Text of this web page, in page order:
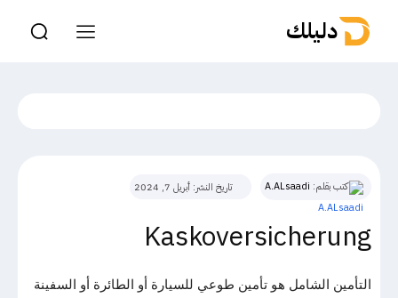
دليلك
كتب بقلم: A.ALsaadi تاريخ النشر: أبريل 7, 2024
Kaskoversicherung
التأمين الشامل هو تأمين طوعي للسيارة أو الطائرة أو السفينة